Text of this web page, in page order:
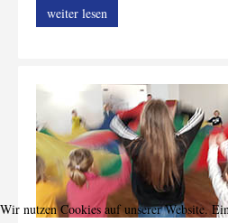
weiter lesen
Wir nutzen Cookies auf unserer Website.